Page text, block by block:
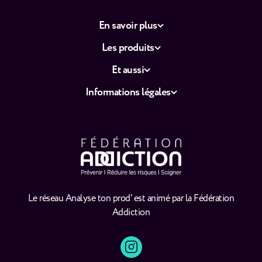
Le réseau Analyse ton prod' est animé par la Fédération
Addiction
En savoir plus
Les produits
Et aussi
Informations légales